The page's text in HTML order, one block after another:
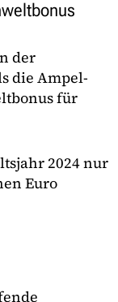
der
die Ampel-
für
2024 nur
Euro